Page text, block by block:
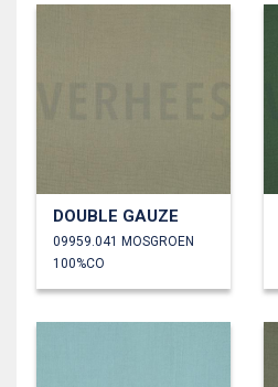
DOUBLE GAUZE
09959.041 MOSGROEN
100%CO